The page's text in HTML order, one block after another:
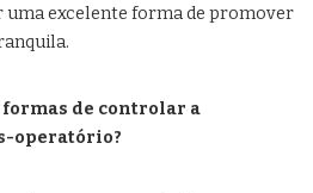
uma excelente forma de promover
formas de controlar a
operatório?